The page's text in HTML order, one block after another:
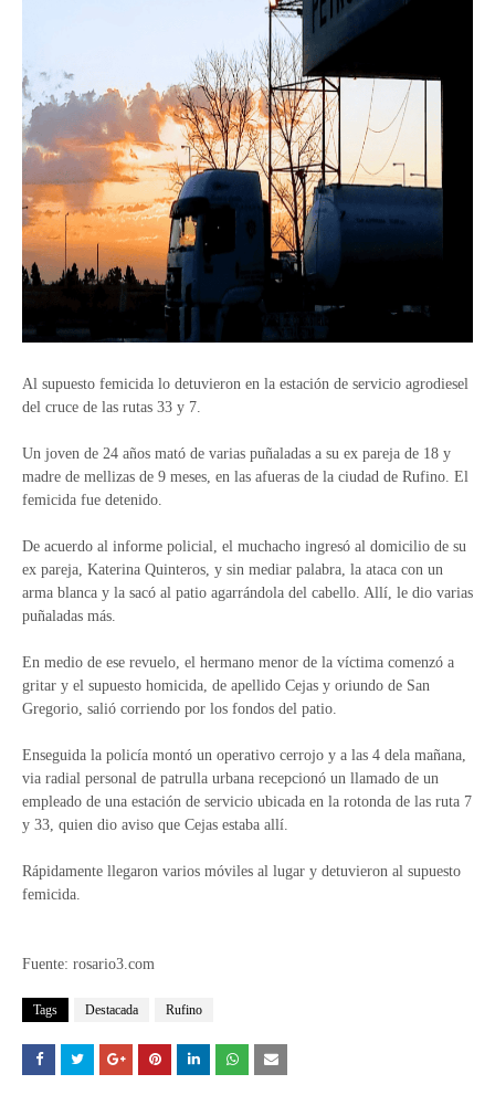
Al supuesto femicida lo detuvieron en la estación de servicio agrodiesel
del cruce de las rutas 33 y 7.
Un joven de 24 años mató de varias puñaladas a su ex pareja de 18 y
madre de mellizas de 9 meses, en las afueras de la ciudad de Rufino. El
femicida fue detenido.
De acuerdo al informe policial, el muchacho ingresó al domicilio de su
ex pareja, Katerina Quinteros, y sin mediar palabra, la ataca con un
arma blanca y la sacó al patio agarrándola del cabello. Allí, le dio varias
puñaladas más.
En medio de ese revuelo, el hermano menor de la víctima comenzó a
gritar y el supuesto homicida, de apellido Cejas y oriundo de San
Gregorio, salió corriendo por los fondos del patio.
Enseguida la policía montó un operativo cerrojo y a las 4 dela mañana,
via radial personal de patrulla urbana recepcionó un llamado de un
empleado de una estación de servicio ubicada en la rotonda de las ruta 7
y 33, quien dio aviso que Cejas estaba allí.
Rápidamente llegaron varios móviles al lugar y detuvieron al supuesto
femicida.
Fuente: rosario3.com
Tags Destacada Rufino